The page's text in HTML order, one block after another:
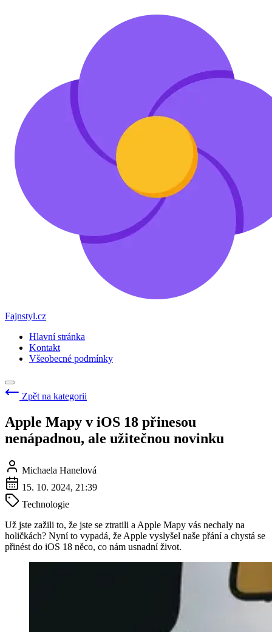
Fajnstyl.cz
Hlavní stránka
Kontakt
Všeobecné podmínky
Zpět na kategorii
Apple Mapy v iOS 18 přinesou
nenápadnou, ale užitečnou novinku
Michaela Hanelová
15. 10. 2024, 21:39
Technologie
Už jste zažili to, že jste se ztratili a Apple Mapy vás nechaly na
holičkách? Nyní to vypadá, že Apple vyslyšel naše přání a chystá se
přinést do iOS 18 něco, co nám usnadní život.